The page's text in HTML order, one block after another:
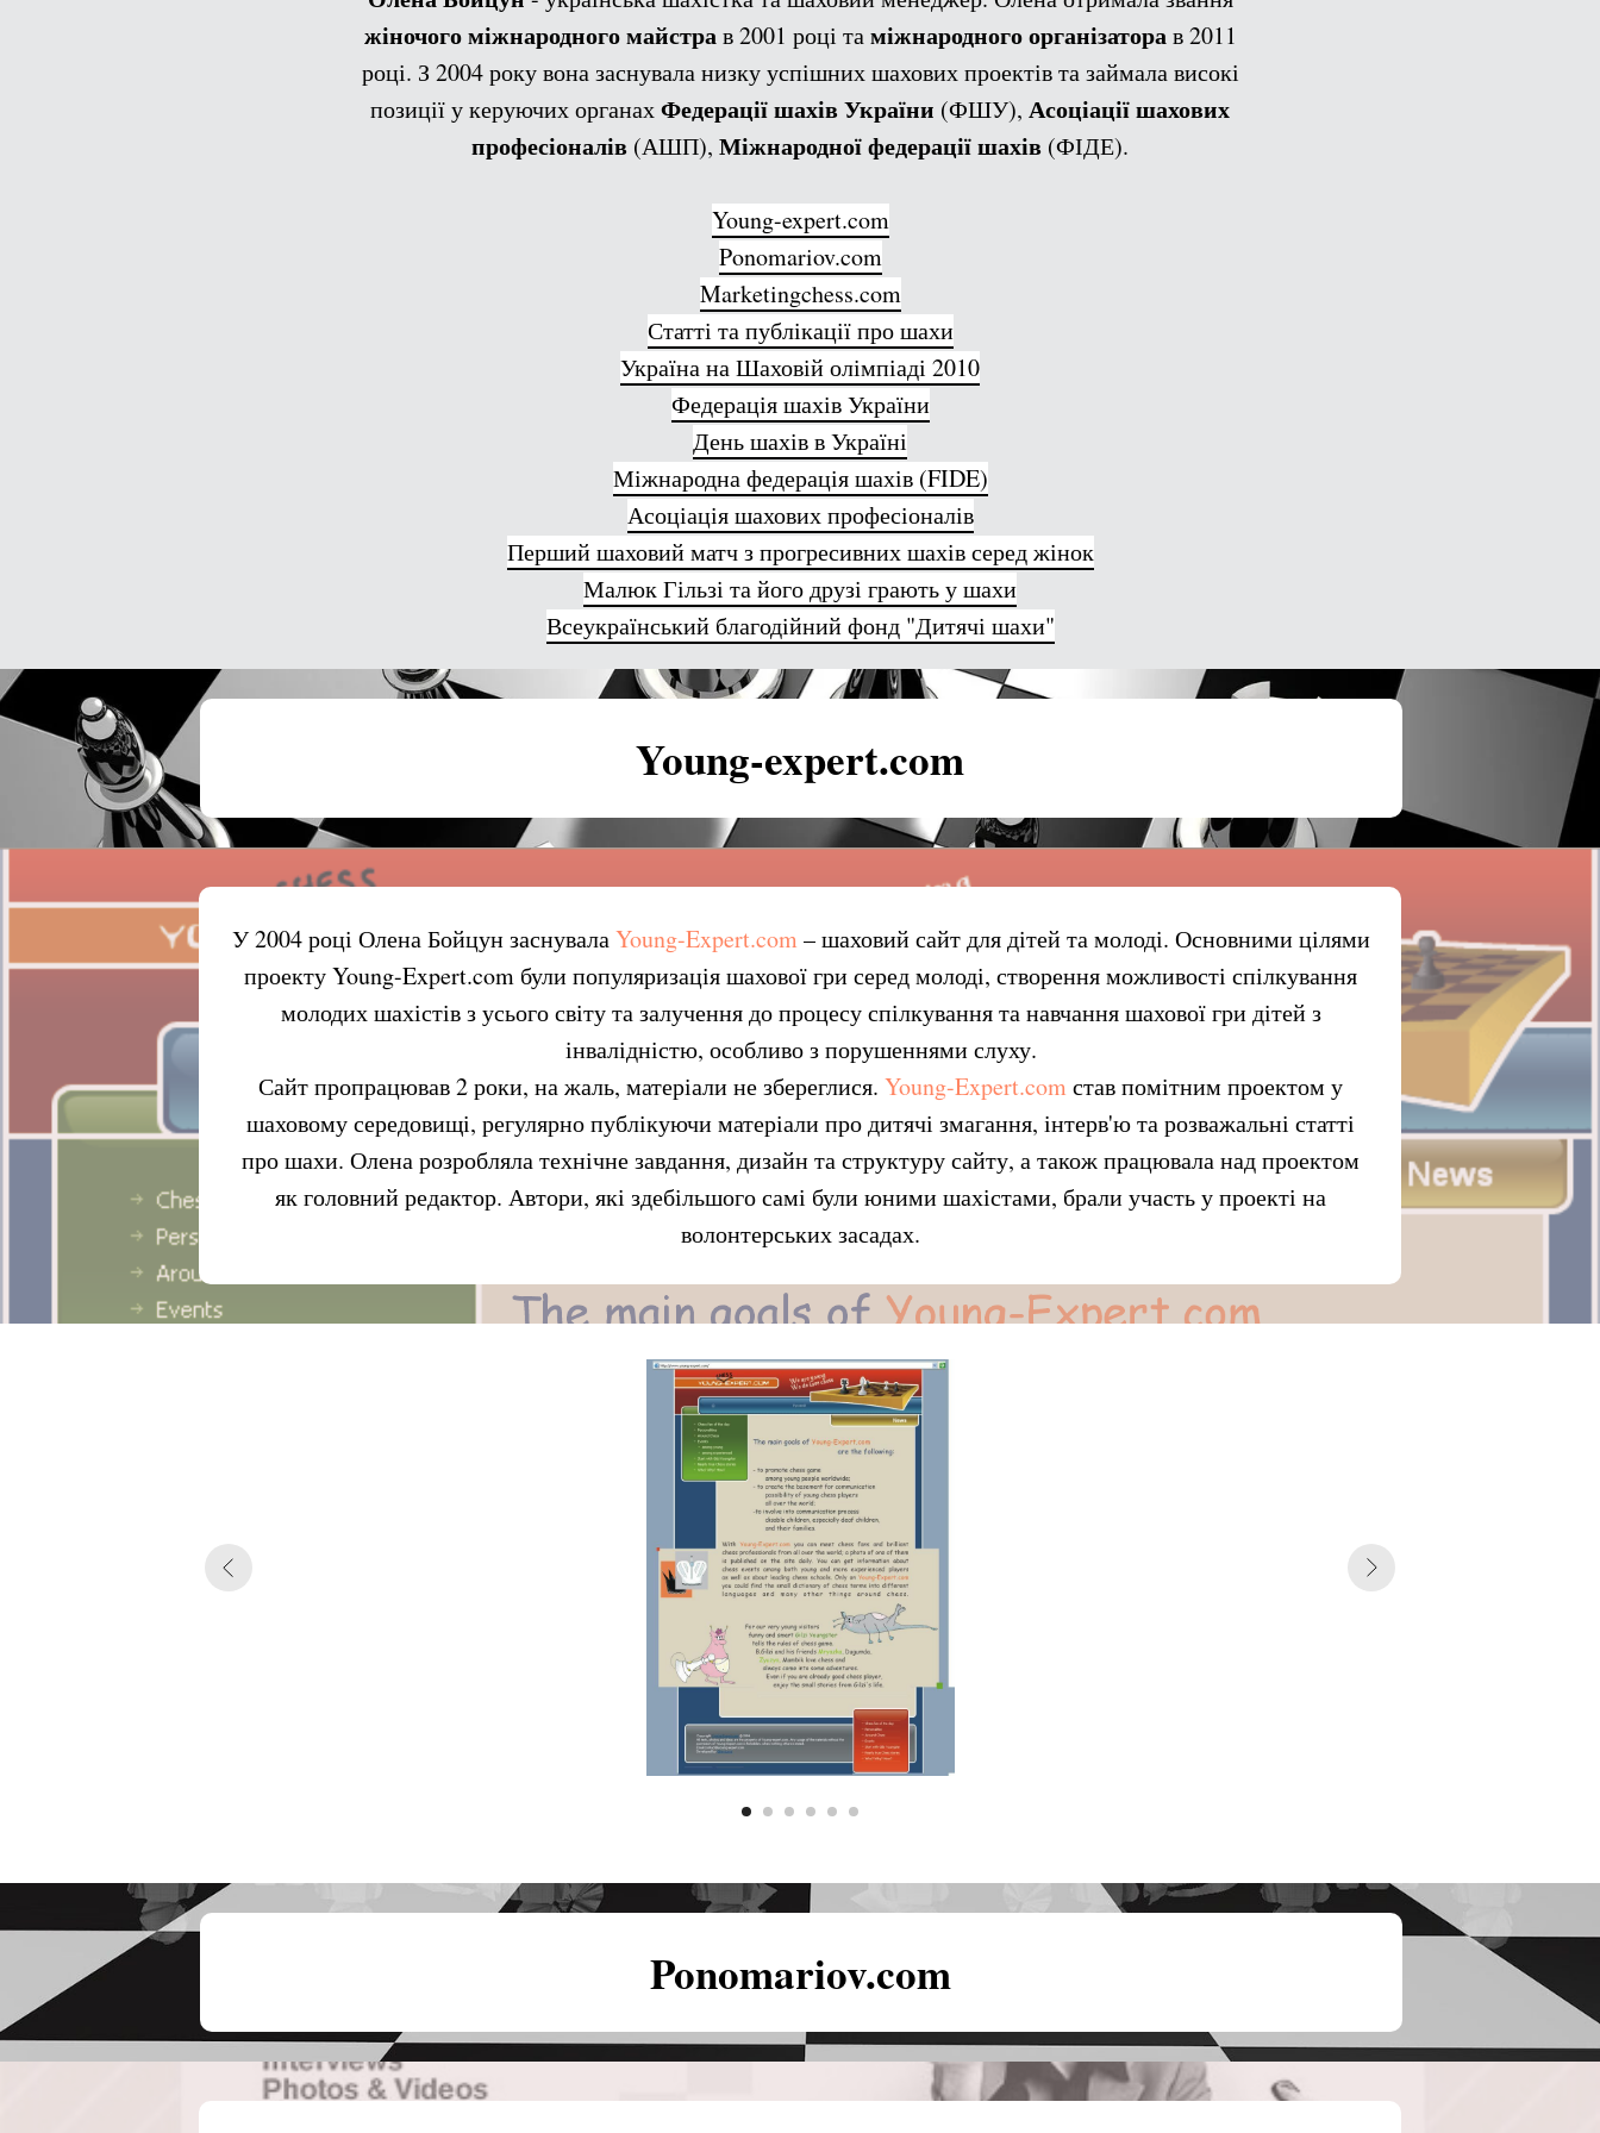
жіночого міжнародного майстрав 2001 році таміжнародного організаторав 2011
році. З 2004 року вона заснувала низку успішних шахових проектів та займала високі
позиції у керуючих органахФедерації шахів України (ФШУ), Асоціації шахових
професіоналів (АШП), Міжнародної федерації шахів (ФІДЕ).
Young-expert.com
Ponomariov.com
Marketingchess.com
Статті та публікації про шахи
Україна на Шаховій олімпіаді 2010
Федерація шахів України
День шахів в Україні
Міжнародна федерація шахів (FIDE)
Асоціація шахових професіоналів
Перший шаховий матч з прогресивних шахів серед жінок
Малюк Гільзі та його друзі грають у шахи
Всеукраїнський благодійний фонд "Дитячі шахи"
Young-expert.com
У 2004 році Олена Бойцун заснувалаYoung-Expert.com– шаховий сайт для дітей та молоді. Основними цілями
проекту Young-Expert.com були популяризація шахової гри серед молоді, створення можливості спілкування
молодих шахістів з усього світу та залучення до процесу спілкування та навчання шахової гри дітей з
інвалідністю, особливо з порушеннями слуху.
Сайт пропрацював 2 роки, на жаль, матеріали не збереглися. Young-Expert.comстав помітним проектом у
шаховому середовищі, регулярно публікуючи матеріали про дитячі змагання, інтерв'ю та розважальні статті
про шахи. Олена розробляла технічне завдання, дизайн та структуру сайту, а також працювала над проектом
як головний редактор. Автори, які здебільшого самі були юними шахістами, брали участь у проекті на
волонтерських засадах.
Ponomariov.com